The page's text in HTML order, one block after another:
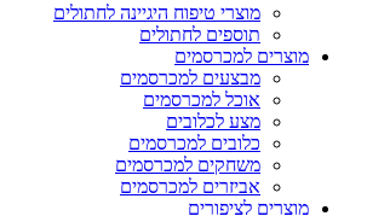
מוצרי טיפוח היגיינה לחתולים
תוספים לחתולים
מוצרים למכרסמים
מבצעים למכרסמים
אוכל למכרסמים
מצע לכלובים
כלובים למכרסמים
משחקים למכרסמים
אביזרים למכרסמים
מוצרים לציפורים